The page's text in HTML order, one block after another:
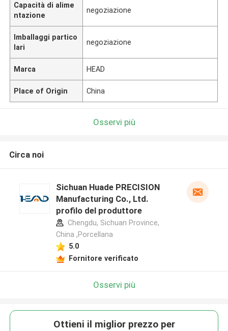
Capacità di alime
ntazione
negoziazione
Imballaggi partico
lari
negoziazione
Marca HEAD
Place of Origin China
Osservi più
Circa noi
Sichuan Huade PRECISION
Manufacturing Co., Ltd.
profilo del produttore
Chengdu, Sichuan Province,
China ,Porcellana
5.0
Fornitore verificato
Osservi più
Ottieni il miglior prezzo per